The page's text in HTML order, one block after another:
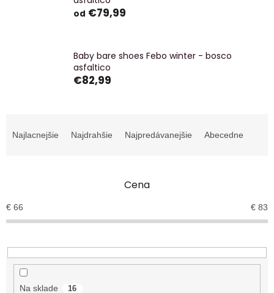
od €79,99
Baby bare shoes Febo winter - bosco
asfaltico
€82,99
a
e
p
r
d
Najlacnejšie Najdrahšie Najpredávanejšie Abecedne
Cena
€ 66 € 83
Na sklade 16